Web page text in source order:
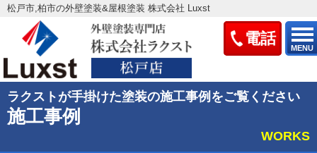
電話
MENU
松戸市,柏市の外壁塗装&屋根塗装 株式会社 Luxst
ラクストが手掛けた塗装の施工事例をご覧ください
施工事例
WORKS